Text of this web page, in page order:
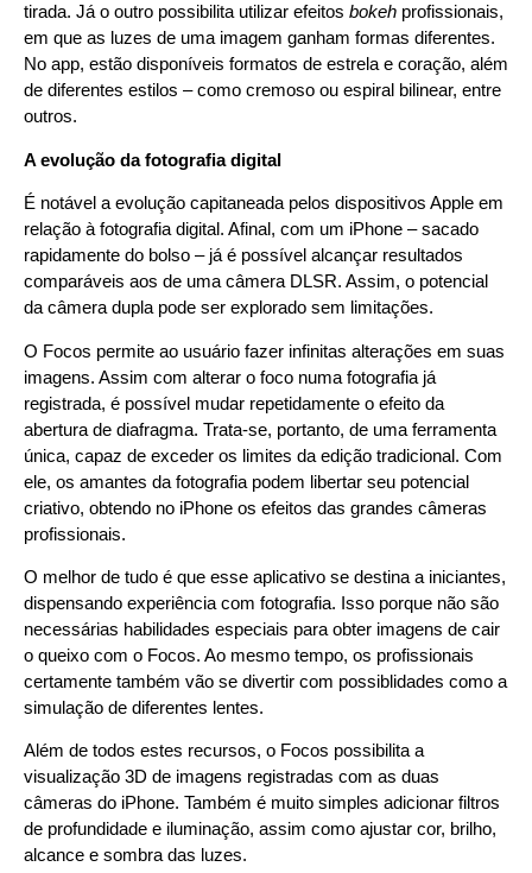
tirada. Já o outro possibilita utilizar efeitos bokeh profissionais,
em que as luzes de uma imagem ganham formas diferentes.
No app, estão disponíveis formatos de estrela e coração, além
de diferentes estilos – como cremoso ou espiral bilinear, entre
outros.
A evolução da fotografia digital
É notável a evolução capitaneada pelos dispositivos Apple em
relação à fotografia digital. Afinal, com um iPhone – sacado
rapidamente do bolso – já é possível alcançar resultados
comparáveis aos de uma câmera DLSR. Assim, o potencial
da câmera dupla pode ser explorado sem limitações.
O Focos permite ao usuário fazer infinitas alterações em suas
imagens. Assim com alterar o foco numa fotografia já
registrada, é possível mudar repetidamente o efeito da
abertura de diafragma. Trata-se, portanto, de uma ferramenta
única, capaz de exceder os limites da edição tradicional. Com
ele, os amantes da fotografia podem libertar seu potencial
criativo, obtendo no iPhone os efeitos das grandes câmeras
profissionais.
O melhor de tudo é que esse aplicativo se destina a iniciantes,
dispensando experiência com fotografia. Isso porque não são
necessárias habilidades especiais para obter imagens de cair
o queixo com o Focos. Ao mesmo tempo, os profissionais
certamente também vão se divertir com possiblidades como a
simulação de diferentes lentes.
Além de todos estes recursos, o Focos possibilita a
visualização 3D de imagens registradas com as duas
câmeras do iPhone. Também é muito simples adicionar filtros
de profundidade e iluminação, assim como ajustar cor, brilho,
alcance e sombra das luzes.